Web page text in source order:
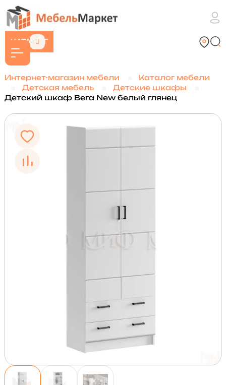
КАТАЛОГ
Интернет-магазин мебели
Каталог мебели
Детская мебель
Детские шкафы
Детский шкаф Вега New белый глянец